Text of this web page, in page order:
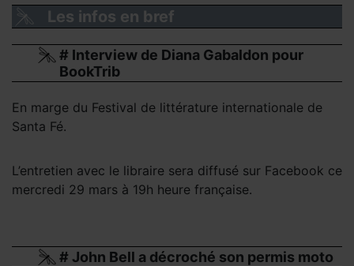
Les infos en bref
# Interview de Diana Gabaldon pour
BookTrib
En marge du Festival de littérature internationale de
Santa Fé.
L’entretien avec le libraire sera diffusé sur Facebook ce
mercredi 29 mars à 19h heure française.
# John Bell a décroché son permis moto